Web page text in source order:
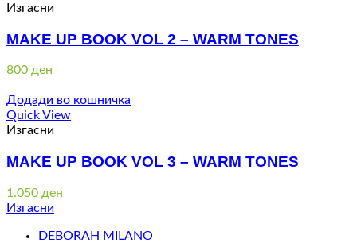
Изгасни
MAKE UP BOOK VOL 2 – WARM TONES
800 ден
Додади во кошничка
Quick View
Изгасни
MAKE UP BOOK VOL 3 – WARM TONES
1.050 ден
Изгасни
DEBORAH MILANO